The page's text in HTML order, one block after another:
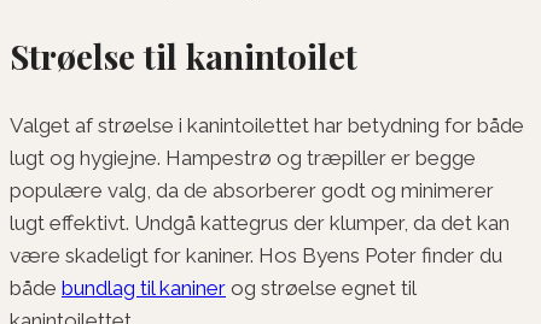
Strøelse til kanintoilet
Valget af strøelse i kanintoilettet har betydning for både
lugt og hygiejne. Hampestrø og træpiller er begge
populære valg, da de absorberer godt og minimerer
lugt effektivt. Undgå kattegrus der klumper, da det kan
være skadeligt for kaniner. Hos Byens Poter finder du
både bundlag til kaniner og strøelse egnet til